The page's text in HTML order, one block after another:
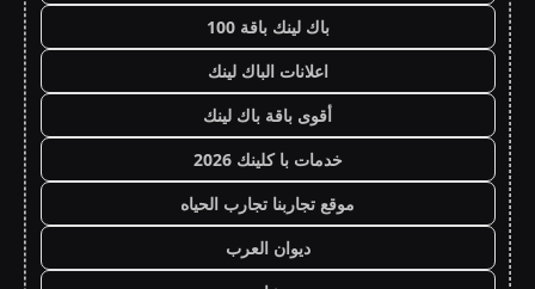
باك لينك باقة 100
اعلانات الباك لينك
أقوى باقة باك لينك
خدمات با كلينك 2026
موقع تجاربنا تجارب الحياه
ديوان العرب